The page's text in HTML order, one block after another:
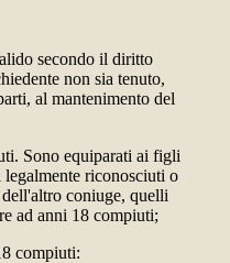
secondo il diritto
non sia tenuto,
al mantenimento del
Sono equiparati ai figli
riconosciuti o
coniuge, quelli
ad anni 18 compiuti;
compiuti: